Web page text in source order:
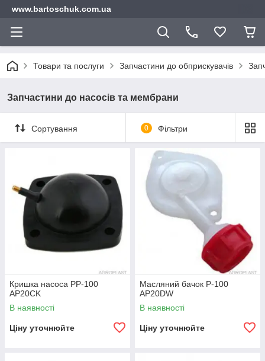
www.bartoschuk.com.ua
Товари та послуги Запчастини до обприскувачів
Запчастини до насосів та мембрани
Сортування 0 Фільтри
Кришка насоса РР-100
AP20CK
В наявності
Ціну уточнюйте
Масляний бачок Р-100
AP20DW
В наявності
Ціну уточнюйте